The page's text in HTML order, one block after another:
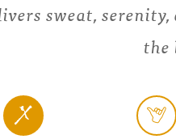
sweat,
the